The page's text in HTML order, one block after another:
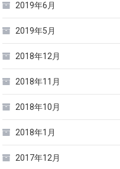
2019年6月
2019年5月
2018年12月
2018年11月
2018年10月
2018年1月
2017年12月